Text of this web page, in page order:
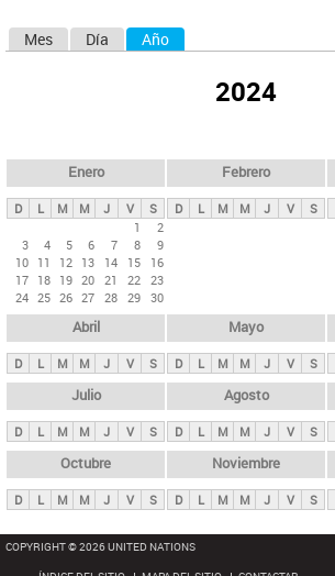
ds
p
n
i
p
a
l
s
Mes Día Año
2024
Enero
D L M M J V
S
1
2
3
4 5 6 7 8
9
10 11 12 13 14 15
16
17 18 19 20 21 22 23
24 25 26 27 28 29 30
Febrero
D L M M J V S
Abril
D L M M J V S
Mayo
D L M M J V S
Julio
D L M M J V S
Agosto
D L M M J V S
Octubre
D L M M J V S
Noviembre
D L M M J V S
COPYRIGHT © 2026 UNITED NATIONS